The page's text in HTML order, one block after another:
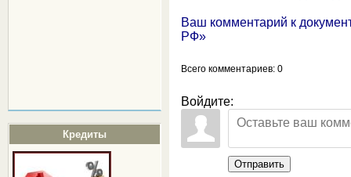
Кредиты
Ваш комментарий к
РФ»
Всего комментариев: 0
Войдите:
Отправить